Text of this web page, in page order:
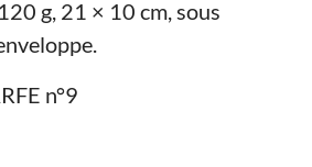
g, 21 × 10 cm, sous
n°9